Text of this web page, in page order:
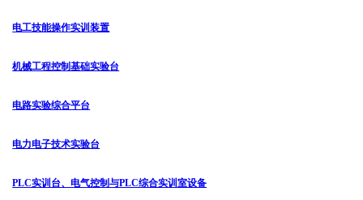
电工技能操作实训装置
机械工程控制基础实验台
电路实验综合平台
电力电子技术实验台
PLC实训台、电气控制与PLC综合实训室设备